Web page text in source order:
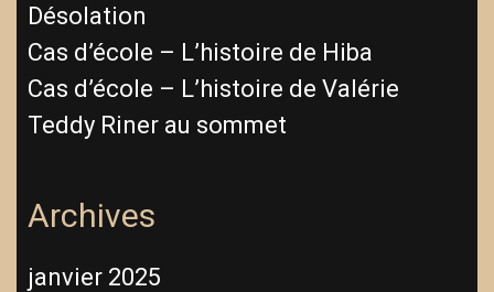
Désolation
Cas d’école – L’histoire de Hiba
Cas d’école – L’histoire de Valérie
Teddy Riner au sommet
Archives
janvier 2025